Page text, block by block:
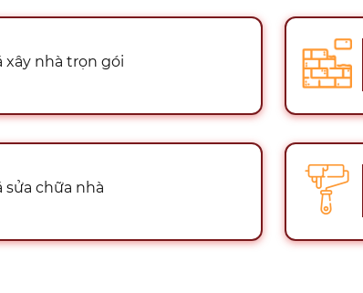
xây nhà trọn gói
sửa chữa nhà